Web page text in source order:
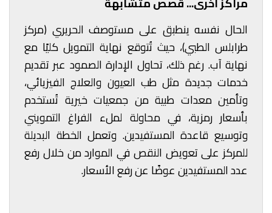
الحال نفسه ينطبق على مستوصف الحريري (مركز
طرابلس الطبي)، حيث تُتوقع نهاية التمويل كليًا مع
نهاية آب. رغم ذلك، تحاول الإدارة الصمود عبر تقديم
خدمات جديدة مثل طب العيون والعلاج الفيزيائي،
وتأمين معدات طبية من جمعيات خيرية تُستخدم
بأسعار رمزية، في محاولة لملء الفراغ التمويني
وتوسيع قاعدة المستفيدين. وتعمل الخطة البديلة
للمركز على تعويض النقص في الموارد من خلال رفع
عدد المستفيدين عوضًا عن رفع الأسعار.